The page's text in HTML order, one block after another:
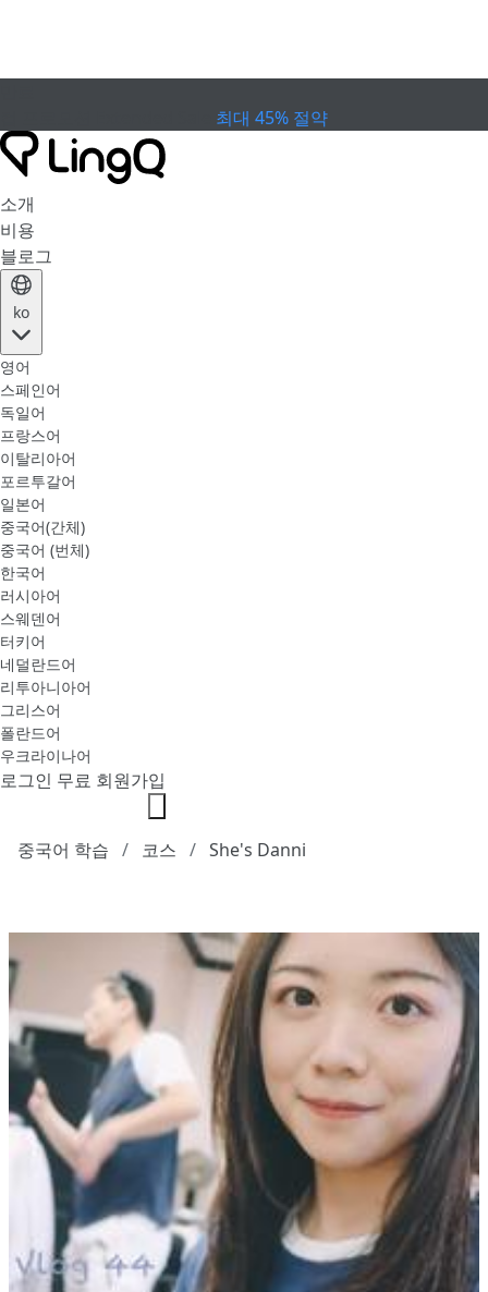
최대 45% 절약
소개
비용
블로그
ko
영어
스페인어
독일어
프랑스어
이탈리아어
포르투갈어
일본어
중국어(간체)
중국어 (번체)
한국어
러시아어
스웨덴어
터키어
네덜란드어
리투아니아어
그리스어
폴란드어
우크라이나어
로그인 무료 회원가입
중국어 학습 코스 She's Danni